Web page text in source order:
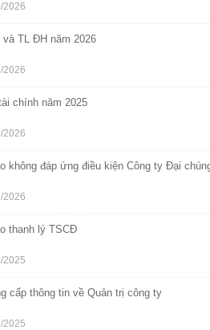
2026
TL ĐH năm 2026
2026
chính năm 2025
2026
không đáp ứng điều kiện Công ty Đại
2026
thanh lý TSCĐ
2025
cấp thông tin về Quản trị công ty
2025